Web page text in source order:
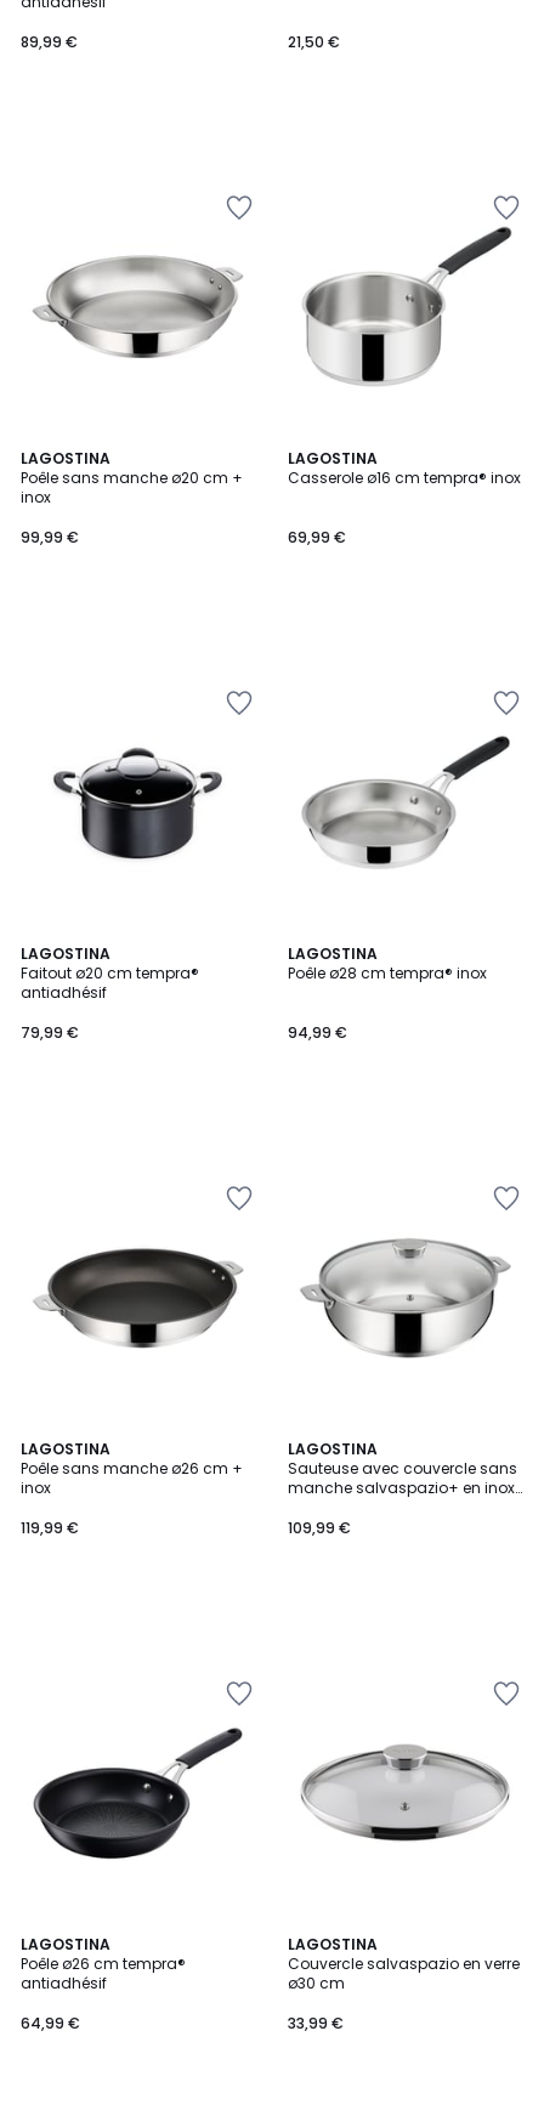
89,99 €
21,50 €
LAGOSTINA
Poêle sans manche ø20 cm +
inox
99,99 €
LAGOSTINA
Casserole ø16 cm tempra® inox
69,99 €
LAGOSTINA
Faitout ø20 cm tempra®
antiadhésif
79,99 €
LAGOSTINA
Poêle ø28 cm tempra® inox
94,99 €
LAGOSTINA
Poêle sans manche ø26 cm +
inox
119,99 €
LAGOSTINA
Sauteuse avec couvercle sans
manche salvaspazio+ en inox
109,99 €
LAGOSTINA
Poêle ø26 cm tempra®
antiadhésif
64,99 €
LAGOSTINA
Couvercle salvaspazio en verre
ø30 cm
33,99 €